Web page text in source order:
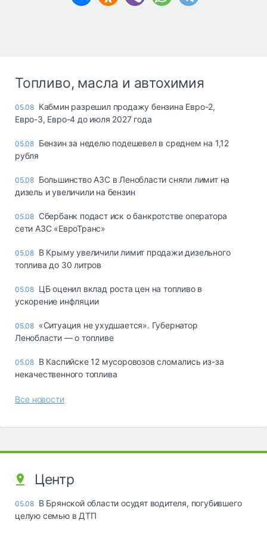
Топливо, масла и автохимия
05.08 Кабмин разрешил продажу бензина Евро-2,
Евро-3, Евро-4 до июля 2027 года
05.08 Бензин за неделю подешевел в среднем на 1,12
рубля
05.08 Большинство АЗС в Ленобласти сняли лимит на
дизель и увеличили на бензин
05.08 Сбербанк подаст иск о банкротстве оператора
сети АЗС «ЕвроТранс»
05.08 В Крыму увеличили лимит продажи дизельного
топлива до 30 литров
05.08 ЦБ оценил вклад роста цен на топливо в
ускорение инфляции
05.08 «Ситуация не ухудшается». Губернатор
Ленобласти — о топливе
05.08 В Каспийске 12 мусоровозов сломались из-за
некачественного топлива
Все новости
Центр
05.08 В Брянской области осудят водителя, погубившего
целую семью в ДТП